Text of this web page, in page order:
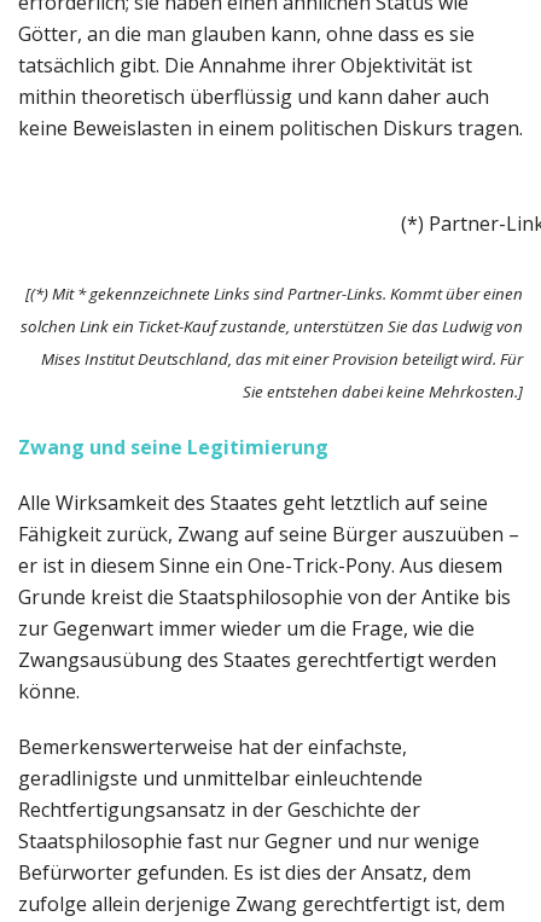
Götter, an die man glauben kann, ohne dass es sie
tatsächlich gibt. Die Annahme ihrer Objektivität ist
mithin theoretisch überflüssig und kann daher auch
keine Beweislasten in einem politischen Diskurs tragen.
(*) Partner-
[(*) Mit * gekennzeichnete Links sind Partner-Links. Kommt über einen
solchen Link ein Ticket-Kauf zustande, unterstützen Sie das Ludwig von
Mises Institut Deutschland, das mit einer Provision beteiligt wird. Für
Sie entstehen dabei keine Mehrkosten.]
Zwang und seine Legitimierung
Alle Wirksamkeit des Staates geht letztlich auf seine
Fähigkeit zurück, Zwang auf seine Bürger auszuüben –
er ist in diesem Sinne ein One-Trick-Pony. Aus diesem
Grunde kreist die Staatsphilosophie von der Antike bis
zur Gegenwart immer wieder um die Frage, wie die
Zwangsausübung des Staates gerechtfertigt werden
könne.
Bemerkenswerterweise hat der einfachste,
geradlinigste und unmittelbar einleuchtende
Rechtfertigungsansatz in der Geschichte der
Staatsphilosophie fast nur Gegner und nur wenige
Befürworter gefunden. Es ist dies der Ansatz, dem
zufolge allein derjenige Zwang gerechtfertigt ist, dem